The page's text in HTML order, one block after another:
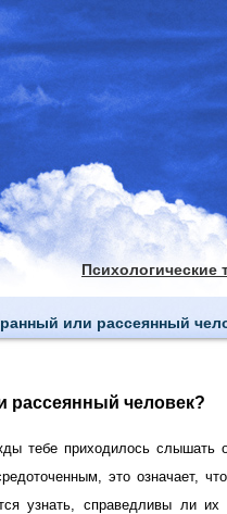
Психологические
или рассеянный
человек?
тебе приходилось слышать
это означает,
узнать, справедливы ли